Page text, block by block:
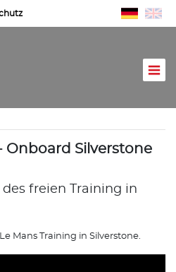
Onboard Silverstone
freien Training in
Mans Training in Silverstone.